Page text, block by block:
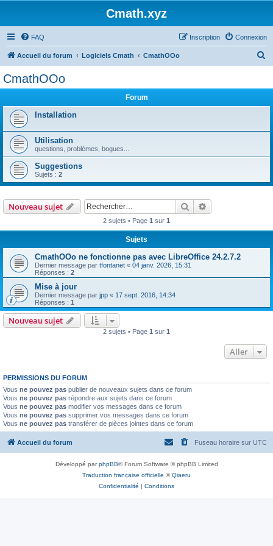
Cmath.xyz
FAQ Connexion
Inscription
Accueil du forum Logiciels Cmath CmathOOo
h
r
CmathOOo
Forum
Installation
Utilisation
questions, problèmes, bogues...
Suggestions
Sujets : 2
Nouveau sujet Rechercher
2 sujets • Page 1 sur 1
Sujets
CmathOOo ne fonctionne pas avec LibreOffice 24.2.7.2
Dernier message par tfontanet « 04 janv. 2026, 15:31
Réponses : 2
Mise à jour
Dernier message par jpp « 17 sept. 2016, 14:34
Réponses : 1
Nouveau sujet
2 sujets • Page 1 sur 1
Aller
PERMISSIONS DU FORUM
Vous ne pouvez pas publier de nouveaux sujets dans ce forum
Vous ne pouvez pas répondre aux sujets dans ce forum
Vous ne pouvez pas modifier vos messages dans ce forum
Vous ne pouvez pas supprimer vos messages dans ce forum
Vous ne pouvez pas transférer de pièces jointes dans ce forum
Accueil du forum Fuseau horaire sur UTC
Développé parphpBB® Forum Software © phpBB Limited
Traduction française officielle ©Qiaeru
Confidentialité | Conditions